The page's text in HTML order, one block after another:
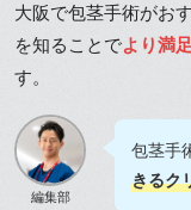
大阪で包茎手術がお
を知ることでより満
す。
編集部
包茎手
きるク